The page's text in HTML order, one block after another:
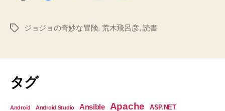
荒
飛
タ
ジョジョの奇妙な冒険, 荒木飛呂彦,読書
タグ
Android Android Studio Ansible Apache ASP.NET